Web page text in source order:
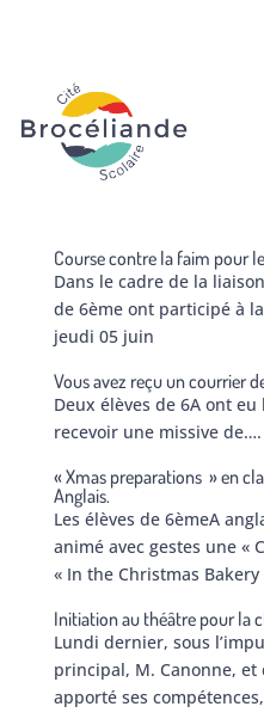
Course contre la faim pour
Dans le cadre de la
de 6ème ont participé à
jeudi 05 juin
Vous avez reçu un courrier
Deux élèves de 6A ont
recevoir une missive de….
« Xmas preparations » en
Anglais.
Les élèves de 6èmeA
animé avec gestes une «
« In the Christmas Bakery
Initiation au théâtre pour la
Lundi dernier, sous
principal, M. Canonne, et
apporté ses